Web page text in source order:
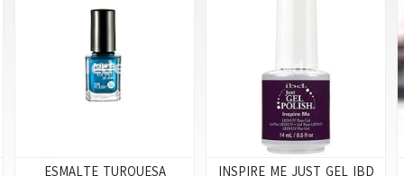
INSPIRE ME JUST GEL IBD KIT FANCY